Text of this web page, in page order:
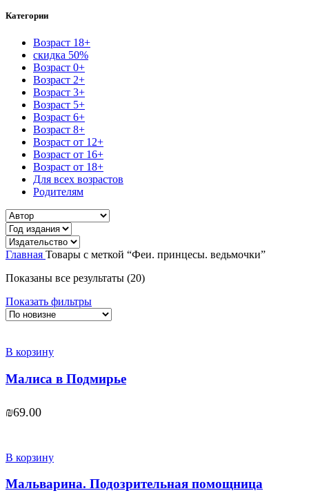
Категории
Возраст 18+
скидка 50%
Возраст 0+
Возраст 2+
Возраст 3+
Возраст 5+
Возраст 6+
Возраст 8+
Возраст от 12+
Возраст от 16+
Возраст от 18+
Для всех возрастов
Родителям
Главная Товары с меткой “Феи. принцесы. ведьмочки”
Показаны все результаты (20)Сортировка:
Показать фильтры
В корзину
Малиса в Подмирье
₪69.00
В корзину
Мальварина. Подозрительная помощница